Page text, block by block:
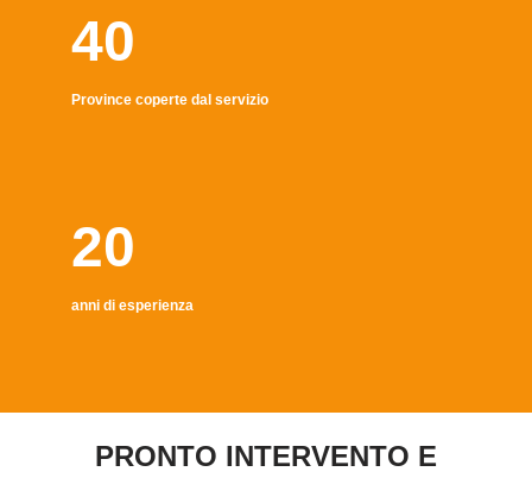
40
Province coperte dal servizio
20
anni di esperienza
PRONTO INTERVENTO E